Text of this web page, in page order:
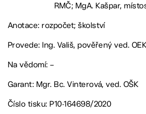
RMČ; MgA. Kašpar,
Anotace: rozpočet; školství
Provede: Ing. Vališ, pověřený ved.
Na vědomí: –
Garant: Mgr. Bc. Vinterová, ved. OŠK
Číslo tisku: P10-164698/2020